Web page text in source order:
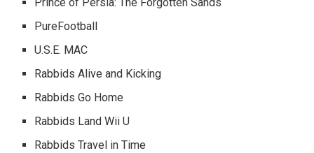
PureFootball
U.S.E. MAC
Rabbids Alive and Kicking
Rabbids Go Home
Rabbids Land Wii U
Rabbids Travel in Time